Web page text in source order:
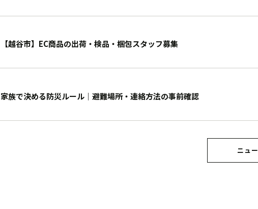
【越谷市】EC商品の出荷・検品・梱包スタッフ募集
家族で決める防災ルール｜避難場所・連絡方法の事前確認
ニュ